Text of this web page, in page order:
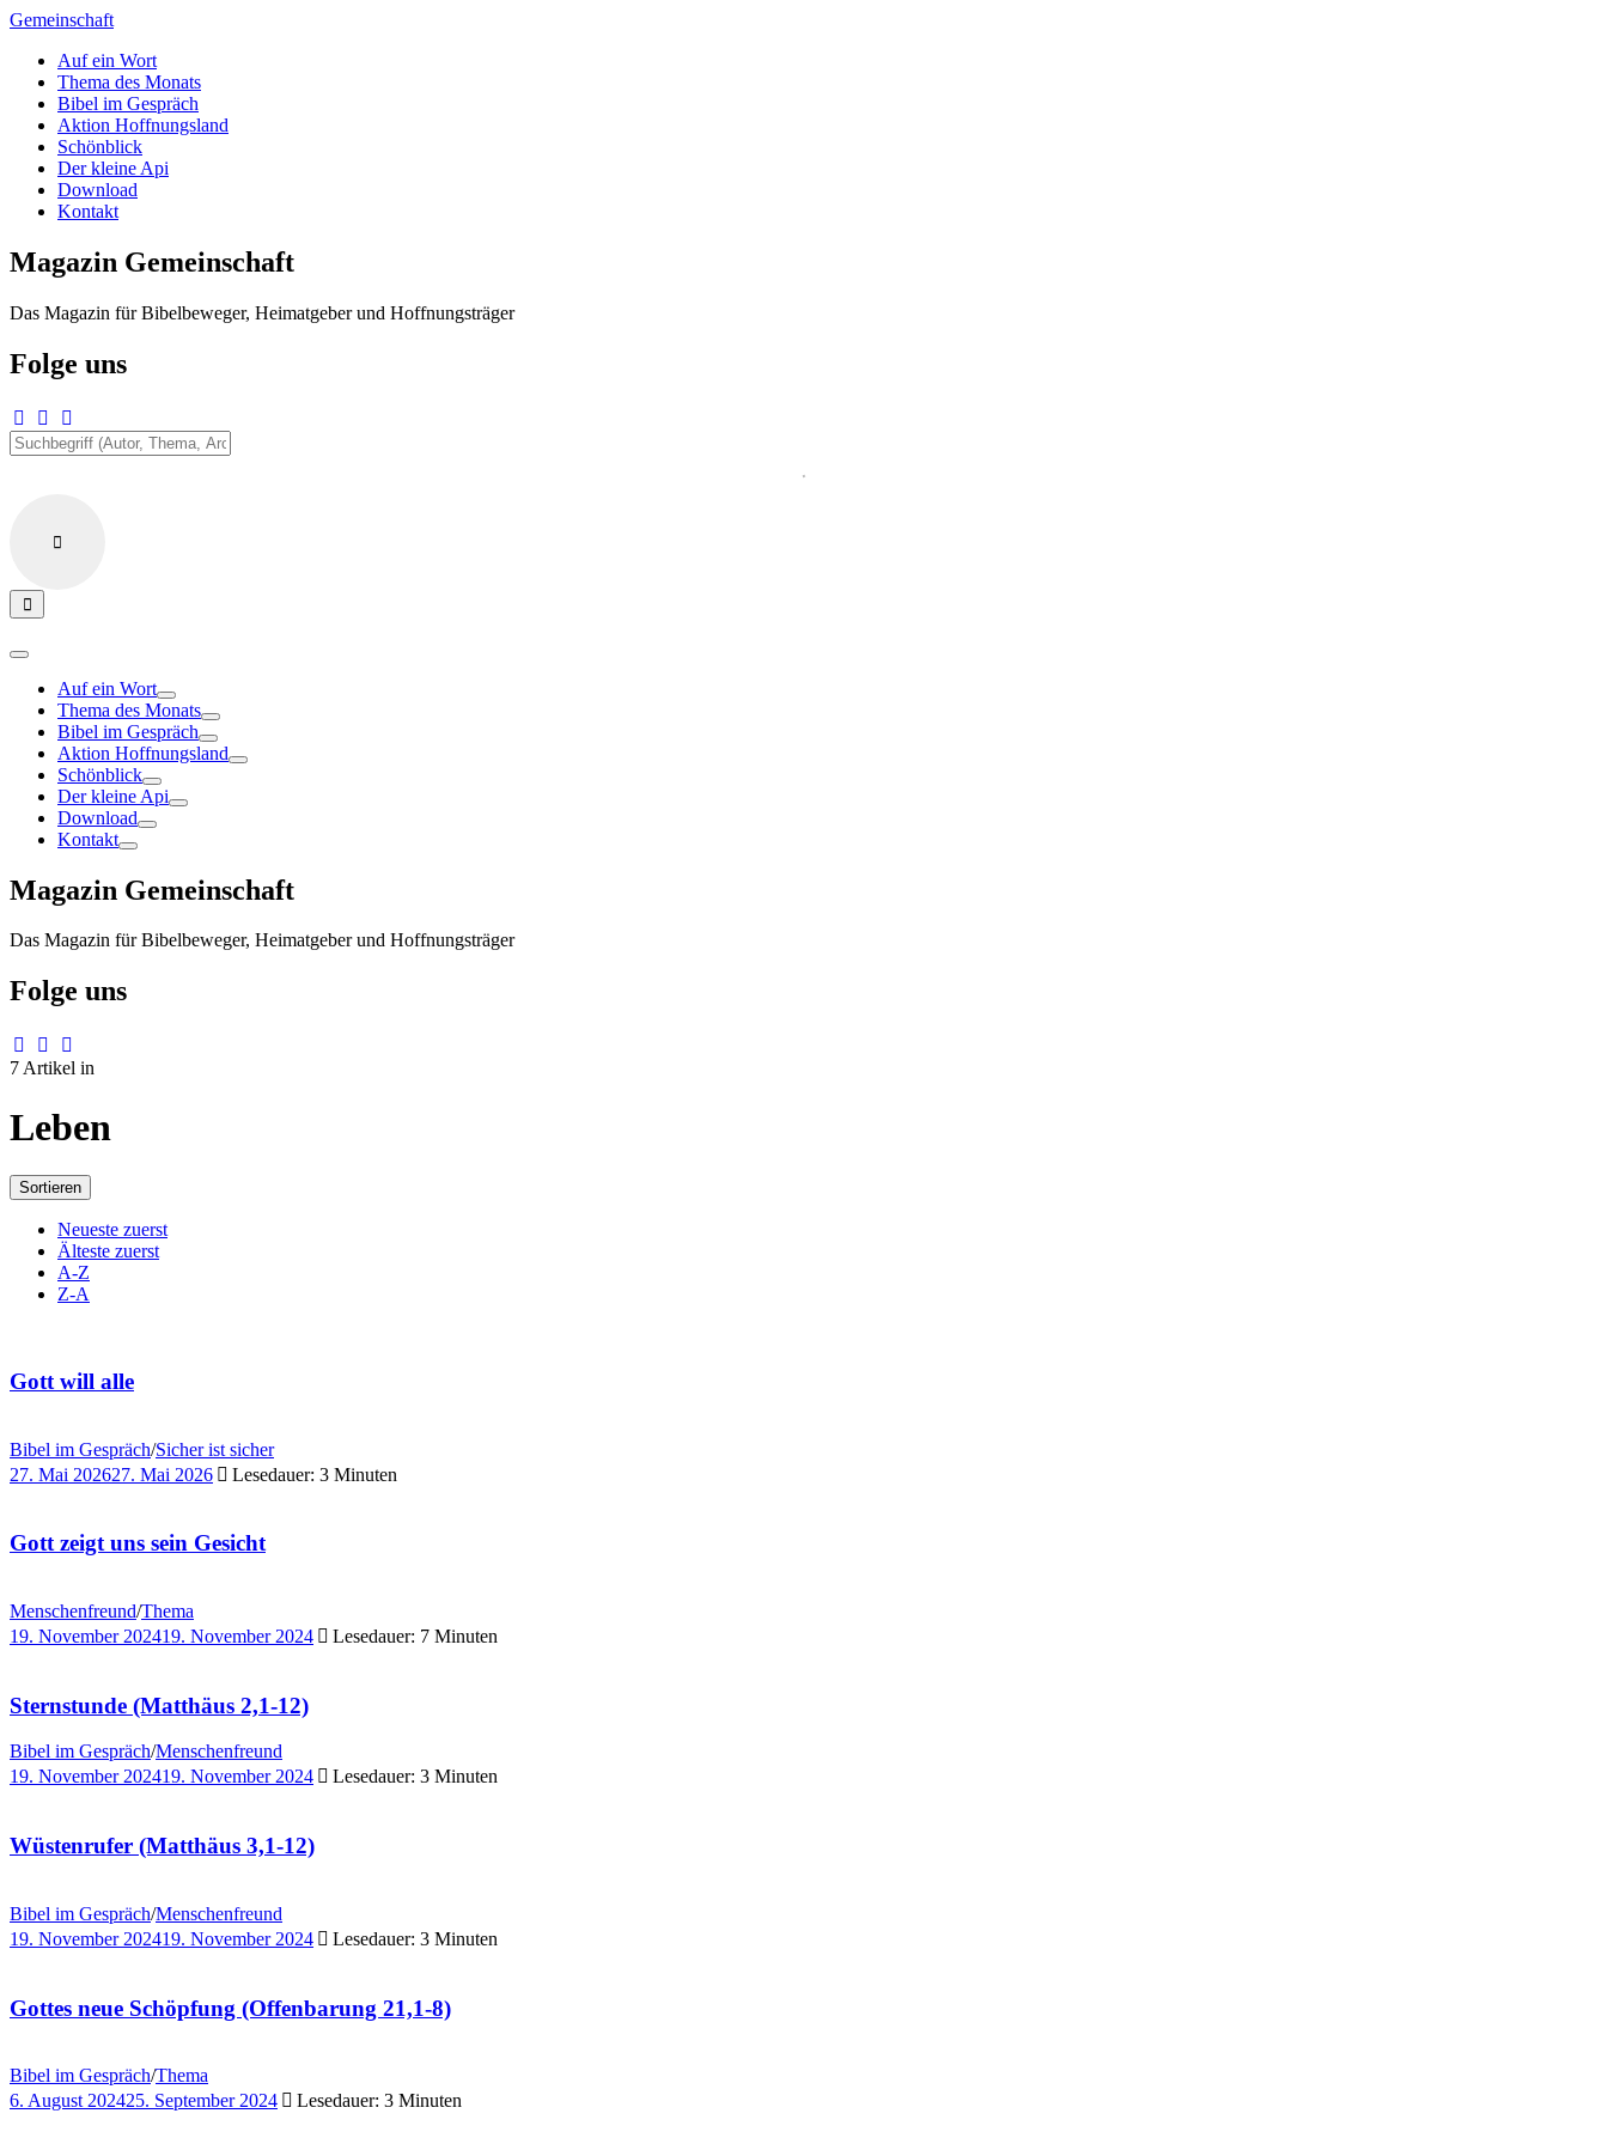
Zum
springen
Gemeinschaft
Auf ein Wort
Thema des Monats
Bibel im Gespräch
Aktion Hoffnungsland
Schönblick
Der kleine Api
Download
Kontakt
Magazin Gemeinschaft
Das Magazin für Bibelbeweger, Heimatgeber und Hoffnungsträger
Folge uns
Auf ein Wort
Thema des Monats
Bibel im Gespräch
Aktion Hoffnungsland
Schönblick
Der kleine Api
Download
Kontakt
Magazin Gemeinschaft
Das Magazin für Bibelbeweger, Heimatgeber und Hoffnungsträger
Folge uns
7 Artikel in
Leben
Sortieren
Neueste zuerst
Älteste zuerst
A-Z
Z-A
Gott will alle
Bibel im Gespräch/Sicher ist sicher
27. Mai 202627. Mai 2026 Lesedauer: 3 Minuten
Gott zeigt uns sein Gesicht
Menschenfreund/Thema
19. November 202419. November 2024 Lesedauer: 7 Minuten
Sternstunde (Matthäus 2,1-12)
Bibel im Gespräch/Menschenfreund
19. November 202419. November 2024 Lesedauer: 3 Minuten
Wüstenrufer (Matthäus 3,1-12)
Bibel im Gespräch/Menschenfreund
19. November 202419. November 2024 Lesedauer: 3 Minuten
Gottes neue Schöpfung (Offenbarung 21,1-8)
Bibel im Gespräch/Thema
6. August 202425. September 2024 Lesedauer: 3 Minuten